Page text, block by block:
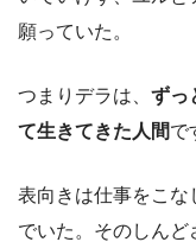
願っていた。
つまりデラは、 ずっ
て生きてきた人間で
表向きは仕事をこな
でいた。そのしんど